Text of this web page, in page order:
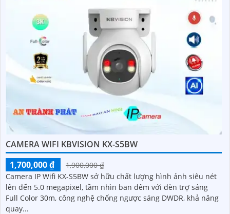
CAMERA WIFI KBVISION KX-S5BW
1,700,000 ₫
1,900,000 ₫
Camera IP Wifi KX-S5BW sở hữu chất lượng hình ảnh siêu nét
lên đến 5.0 megapixel, tầm nhìn ban đêm với đèn trợ sáng
Full Color 30m, công nghệ chống ngược sáng DWDR, khả năng
quay...